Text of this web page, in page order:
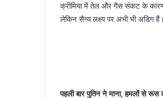
क्रीमिया में तेल और गैस संकट के कारण
लेकिन सैन्य लक्ष्य पर अभी भी अडिग हैं।
पहली बार पुतिन ने माना, हमलों से